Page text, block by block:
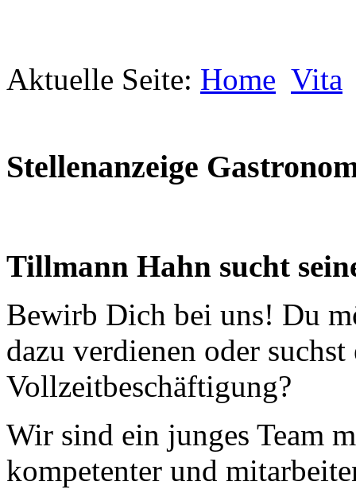
Geheimnisse, die
keine sind.
Ein Potpourri professioneller Rezepte.
Nachhaltigkeit ist
Modernes Kochen mit dem Blick für
Regionalität, Frische und
Wirtschaftlichkeit.
Aktuelle Seite: Home Vita
Stellenanzeige
Tillmann Hahn sucht
Bewirb Dich bei uns! Du
dazu verdienen oder
Vollzeitbeschäftigung?
Wir sind ein junges Team
kompetenter und